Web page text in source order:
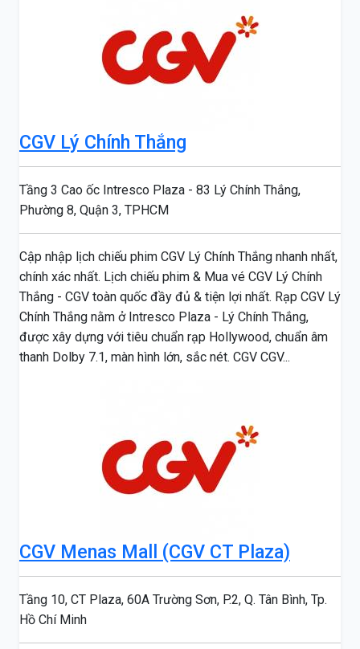
CGV Lý Chính Thắng
Tầng 3 Cao ốc Intresco Plaza - 83 Lý Chính Thắng,
Phường 8, Quận 3, TPHCM
Cập nhập lịch chiếu phim CGV Lý Chính Thắng nhanh nhất,
chính xác nhất. Lịch chiếu phim & Mua vé CGV Lý Chính
Thắng - CGV toàn quốc đầy đủ & tiện lợi nhất. Rạp CGV Lý
Chính Thắng nằm ở Intresco Plaza - Lý Chính Thắng,
được xây dựng với tiêu chuẩn rạp Hollywood, chuẩn âm
thanh Dolby 7.1, màn hình lớn, sắc nét. CGV CGV...
CGV Menas Mall (CGV CT Plaza)
Tầng 10, CT Plaza, 60A Trường Sơn, P.2, Q. Tân Bình, Tp.
Hồ Chí Minh